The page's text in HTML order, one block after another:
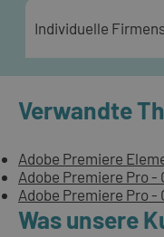
Individuelle
Verwandte
Adobe Premiere
Adobe Premiere Pro -
Adobe Premiere Pro -
Was unsere